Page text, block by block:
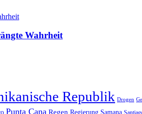
Wahrheit
Republik Drogen
Punta Cana Regen Regierung Samana